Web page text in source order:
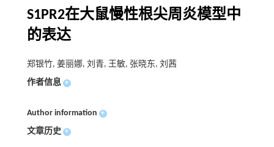
S1PR2在大鼠慢性根尖周炎模型中
的表达
郑银竹, 姜丽娜, 刘青, 王敏, 张晓东, 刘茜
作者信息 +
Author information +
文章历史 +